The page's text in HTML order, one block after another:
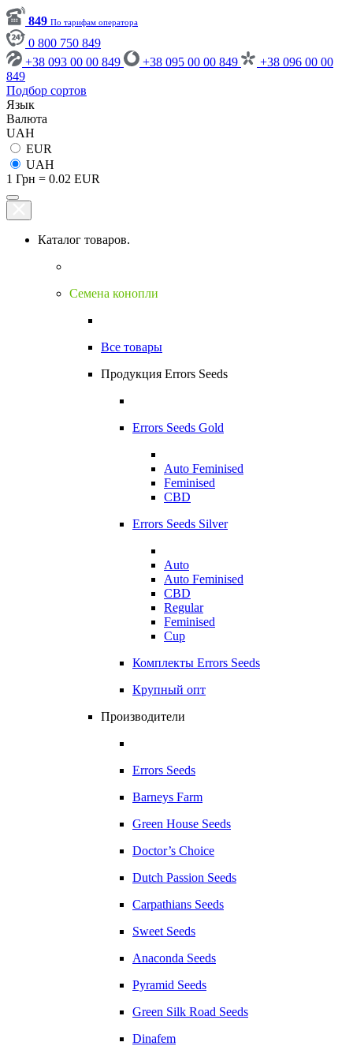
849 По тарифам оператора
0 800 750 849
+38 093 00 00 849
+38 095 00 00 849
+38 096 00 00
849
Подбор сортов
Язык
Валюта
UAH
EUR
UAH
1 Грн = 0.02 EUR
Каталог товаров.
Семена конопли
Все товары
Продукция Errors Seeds
Errors Seeds Gold
Auto Feminised
Feminised
CBD
Errors Seeds Silver
Auto
Auto Feminised
CBD
Regular
Feminised
Cup
Комплекты Errors Seeds
Крупный опт
Производители
Errors Seeds
Barneys Farm
Green House Seeds
Doctor’s Choice
Dutch Passion Seeds
Carpathians Seeds
Sweet Seeds
Anaconda Seeds
Pyramid Seeds
Green Silk Road Seeds
Dinafem